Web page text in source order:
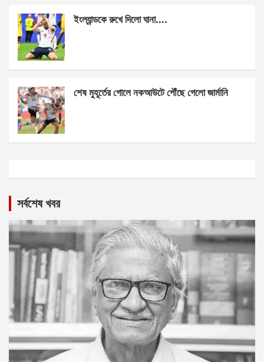
ইংল্যান্ডকে রুখে দিলো ঘানা….
শেষ মুহূর্তের গোলে নকআউটে পৌঁছে গেলো জার্মানি
সর্বশেষ খবর